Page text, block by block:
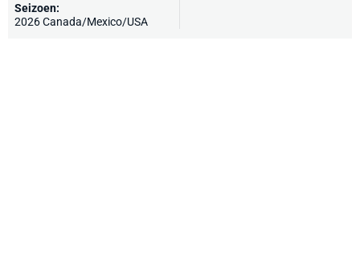
Seizoen:
2026 Canada/Mexico/USA